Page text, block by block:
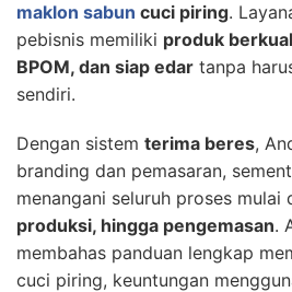
maklon sabun cuci piring.
pebisnis memiliki produk
BPOM, dan siap edar tanpa
sendiri.
Dengan sistem terima beres,
branding dan pemasaran,
menangani seluruh proses mulai
produksi, hingga pengemasan.
membahas panduan lengkap
cuci piring, keuntungan